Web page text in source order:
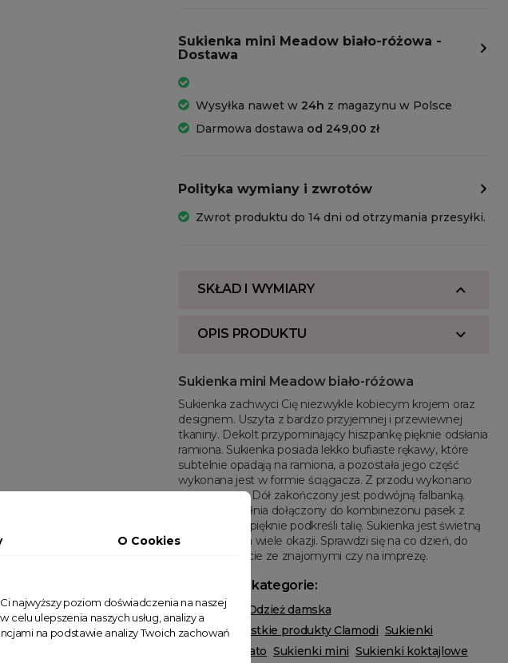
Sukienka mini Meadow biało-różowa -
Dostawa
Wysyłka nawet w 24h z magazynu w Polsce
Darmowa dostawa od 249,00 zł
Polityka wymiany i zwrotów
Zwrot produktu do 14 dni od otrzymania przesyłki.
SKŁAD I WYMIARY
OPIS PRODUKTU
Sukienka mini Meadow biało-różowa
Sukienka zachwyci Cię niezwykle kobiecym krojem oraz
designem. Uszyta z bardzo przyjemnej i przewiewnej
tkaniny. Dekolt przypominający hiszpankę pięknie odsłania
ramiona. Sukienka posiada lekko bufiaste rękawy, które
subtelnie opadają na ramiona, a pozostała jego część
wykonana jest w formie ściągacza. Z przodu wykonano
marszczenie. Dół zakończony jest podwójną falbanką.
Całość uzupełnia dołączony do kombinezonu pasek z
klamrą, który pięknie podkreśli talię. Sukienka jest świetną
propozycją na wiele okazji. Sprawdzi się na co dzień, do
pracy,na wyjście ze znajomymi czy na imprezę.
Powiązane kategorie:
Bestsellery
Odzież damska
Zobacz wszystkie produkty Clamodi Sukienki
Sukienki na lato Sukienki mini Sukienki koktajlowe
O Cookies
najwyższy poziom doświadczenia na naszej
ulepszenia naszych usług, analizy a
na podstawie analizy Twoich zachowań